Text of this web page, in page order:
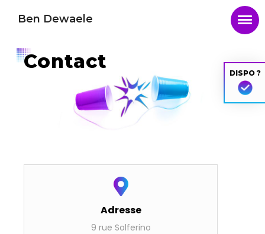
Ben Dewaele
Contact
Adresse
9 rue Solferi­no
DISPO ?